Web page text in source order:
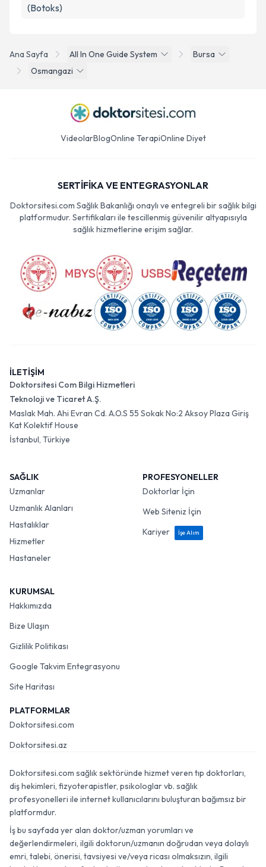
Ana Sayfa All In One Guide System
Bursa
Osmangazi
(Botoks)
VideolarBlogOnline TerapiOnline Diyet
SERTİFİKA VE ENTEGRASYONLAR
Doktorsitesi.com Sağlık Bakanlığı onaylı ve entegreli bir sağlık bilgi
platformudur. Sertifikaları ile tescillenmiş güvenilir altyapısıyla
sağlık hizmetlerine erişim sağlar.
İLETİŞİM
Doktorsitesi Com Bilgi Hizmetleri
Teknoloji ve Ticaret A.Ş.
Maslak Mah. Ahi Evran Cd. A.O.S 55 Sokak No:2 Aksoy Plaza Giriş
Kat Kolektif House
İstanbul, Türkiye
SAĞLIK
Uzmanlar
Uzmanlık Alanları
Hastalıklar
Hizmetler
Hastaneler
PROFESYONELLER
Doktorlar İçin
Web Siteniz İçin
Kariyer
İşe Alım
KURUMSAL
Hakkımızda
Bize Ulaşın
Gizlilik Politikası
Google Takvim Entegrasyonu
Site Haritası
PLATFORMLAR
Doktorsitesi.com
Doktorsitesi.az
Doktorsitesi.com sağlık sektöründe hizmet veren tıp doktorları,
diş hekimleri, fizyoterapistler, psikologlar vb. sağlık
profesyonelleri ile internet kullanıcılarını buluşturan bağımsız bir
platformdur.
İş bu sayfada yer alan doktor/uzman yorumları ve
değerlendirmeleri, ilgili doktorun/uzmanın doğrudan veya dolaylı
emri, talebi, önerisi, tavsiyesi ve/veya ricası olmaksızın, ilgili